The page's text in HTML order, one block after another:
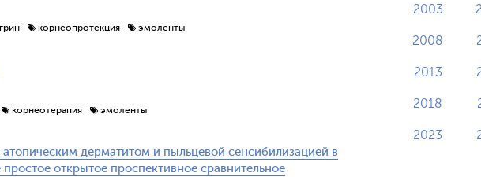
корнеопротекция эмоленты
корнеотерапия эмоленты
дерматитом и пыльцевой сенсибилизацией в
открытое проспективное сравнительное
2003
2008
2013
2018
2023